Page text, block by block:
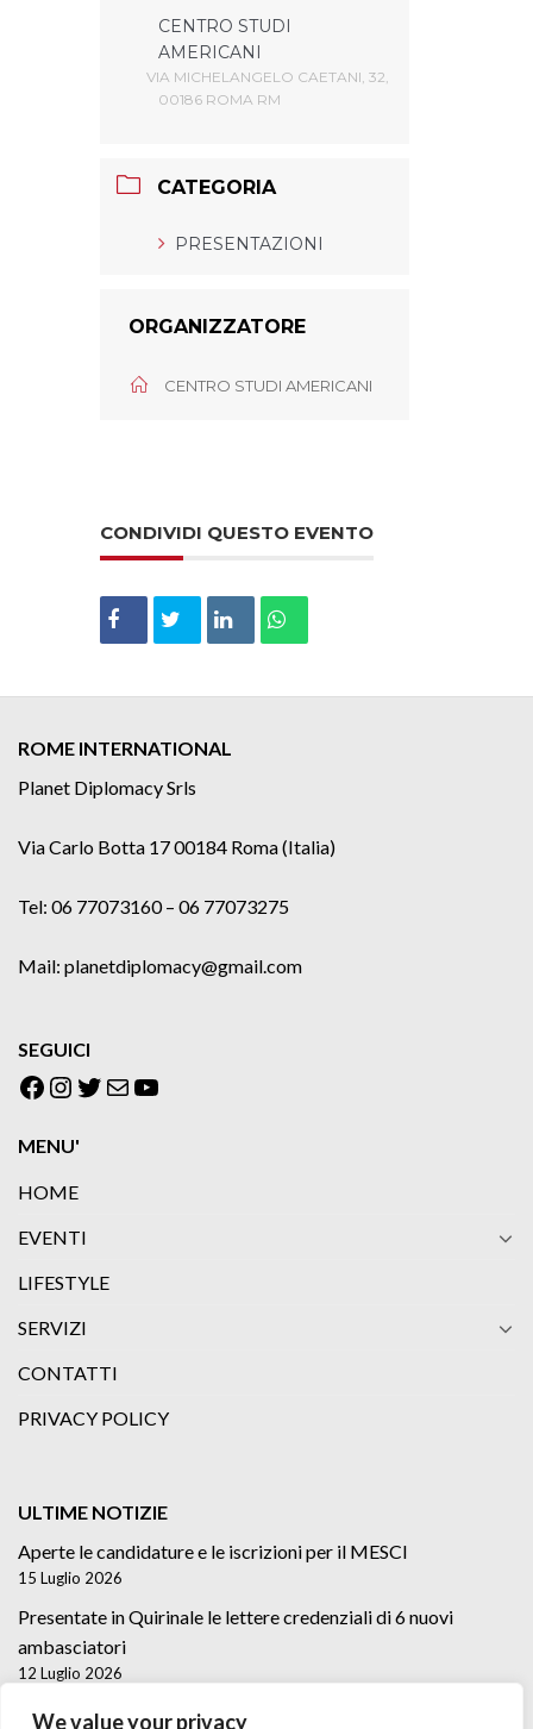
We value your privacy
CENTRO STUDI
AMERICANI
VIA MICHELANGELO CAETANI, 32,
00186 ROMA RM
CATEGORIA
PRESENTAZIONI
ORGANIZZATORE
CENTRO STUDI AMERICANI
CONDIVIDI QUESTO EVENTO
ROME INTERNATIONAL
Planet Diplomacy Srls
Via Carlo Botta 17 00184 Roma (Italia)
Tel: 06 77073160 – 06 77073275
Mail: planetdiplomacy@gmail.com
SEGUICI
Facebook
Instagram
Twitter
EmailYouTube
MENU'
HOME
EVENTI
LIFESTYLE
SERVIZI
CONTATTI
PRIVACY POLICY
ULTIME NOTIZIE
Aperte le candidature e le iscrizioni per il MESCI
15 Luglio 2026
Presentate in Quirinale le lettere credenziali di 6 nuovi
ambasciatori
12 Luglio 2026
Lettere credenziali di 5 nuovi Ambasciatori